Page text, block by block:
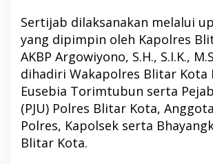
Sertijab dilaksanakan melalui
yang dipimpin oleh Kapolres
AKBP Argowiyono, S.H., S.I.K.,
dihadiri Wakapolres Blitar Kota
Eusebia Torimtubun serta
(PJU) Polres Blitar Kota,
Polres, Kapolsek serta
Blitar Kota.